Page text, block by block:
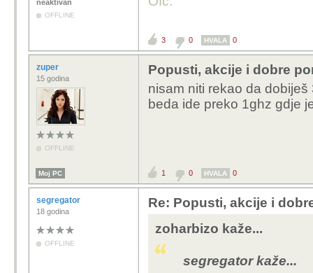
neaktivan
OFFLINE
3 0 HVALA 0
zuper
15 godina
OFFLINE
Popusti, akcije i dobre
nisam niti rekao da
beda ide preko 1ghz gdje
Moj PC 1 0 HVALA 0
segregator
18 godina
OFFLINE
Re: Popusti, akcije i
zoharbizo kaže...
segregator kaže...